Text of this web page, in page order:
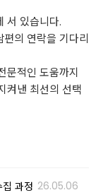
서 있습니다.
의 연락을 기다리
문적인 도움까지
켜낸 최선의 선택
과정 26.05.06